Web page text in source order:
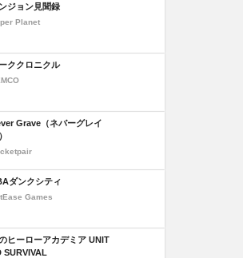
ジョン見聞録
Planet
ククロニクル
Grave（ネバーグレイ
ダンクシティ
Games
ヒーローアカデミア UNIT
SURVIVAL